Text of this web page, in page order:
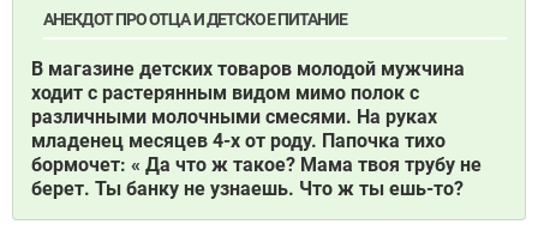
АНЕКДОТ ПРО ОТЦА И ДЕТСКОЕ ПИТАНИЕ
В магазине детских товаров молодой мужчина
ходит с растерянным видом мимо полок с
различными молочными смесями. На руках
младенец месяцев 4-х от роду. Папочка тихо
бормочет: « Да что ж такое? Мама твоя трубу не
берет. Ты банку не узнаешь. Что ж ты ешь-то?